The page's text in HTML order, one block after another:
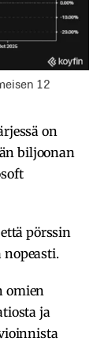
12
on
biljoonan
pörssin
omien
ja